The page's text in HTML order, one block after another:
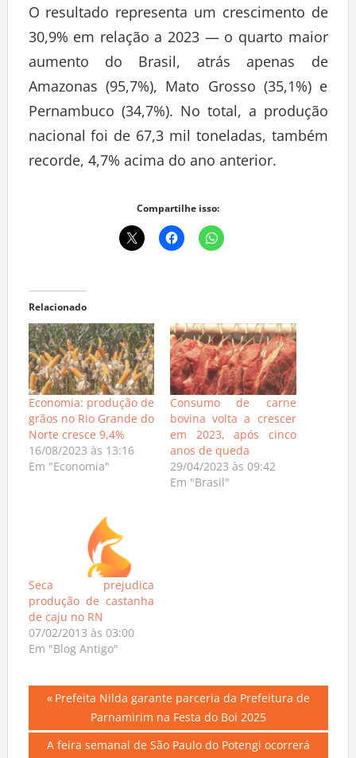
O resultado representa um crescimento de
30,9% em relação a 2023 — o quarto maior
aumento do Brasil, atrás apenas de
Amazonas (95,7%), Mato Grosso (35,1%) e
Pernambuco (34,7%). No total, a produção
nacional foi de 67,3 mil toneladas, também
recorde, 4,7% acima do ano anterior.
Compartilhe isso:
Relacionado
Economia: produção de
grãos no Rio Grande do
Norte cresce 9,4%
16/08/2023 às 13:16
Em "Economia"
Consumo de carne
bovina volta a crescer
em 2023, após cinco
anos de queda
29/04/2023 às 09:42
Em "Brasil"
Seca prejudica
produção de castanha
de caju no RN
07/02/2013 às 03:00
Em "Blog Antigo"
Navegação
de
Previous
Prefeita Nilda garante parceria da Prefeitura de
Parnamirim na Festa do Boi 2025
Next
A feira semanal de São Paulo do Potengi ocorrerá